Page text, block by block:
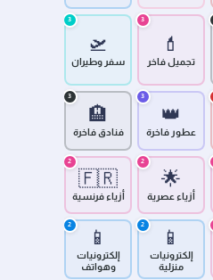
💄
تجميل فاخر
3
🛫
سفر وطيران
3
👑
عطور فاخرة
3
🏨
فنادق فاخرة
3
🌟
أزياء عصرية
2
🇫🇷
أزياء فرنسية
2
📱
إلكترونيات
منزلية
2
📱
إلكترونيات
وهواتف
2